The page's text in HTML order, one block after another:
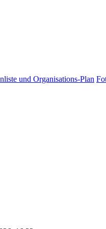
und Organisations-Plan